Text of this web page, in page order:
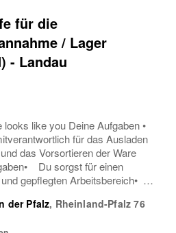
für die
/ Lager
- Landau
looks like you Deine Aufgaben •
für das Ausladen
das Vorsortieren der Ware
Du sorgst für einen
gepflegten Arbeitsbereich•
Was du mitbringst
der Pfalz, Rheinland-Pfalz 76